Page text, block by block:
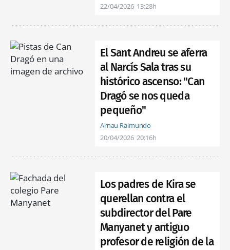
22/04/2026 13:28h
El Sant Andreu se aferra
al Narcís Sala tras su
histórico ascenso: "Can
Dragó se nos queda
pequeño"
Arnau Raimundo
20/04/2026 20:16h
Los padres de Kira se
querellan contra el
subdirector del Pare
Manyanet y antiguo
profesor de religión de la